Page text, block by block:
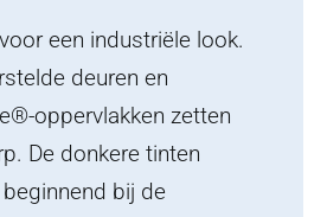
een industriële look.
deuren en
oppervlakken zetten
De donkere tinten
bij de